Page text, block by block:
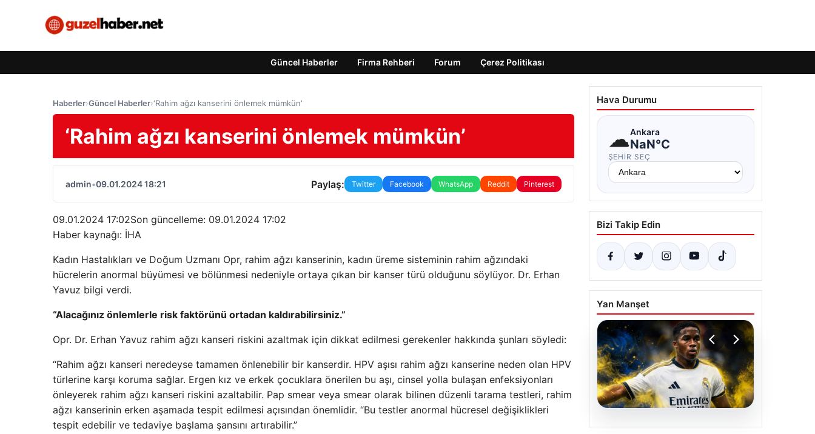
Güncel Haberler Firma Rehberi Forum Çerez Politikası
Haberler›Güncel Haberler›‘Rahim ağzı kanserini önlemek mümkün’
‘Rahim ağzı kanserini önlemek mümkün’
admin•09.01.2024 18:21 Paylaş: Twitter Facebook WhatsApp Reddit Pinterest
09.01.2024 17:02Son güncelleme: 09.01.2024 17:02
Haber kaynağı: İHA
Kadın Hastalıkları ve Doğum Uzmanı Opr, rahim ağzı kanserinin, kadın üreme sisteminin rahim ağzındaki
hücrelerin anormal büyümesi ve bölünmesi nedeniyle ortaya çıkan bir kanser türü olduğunu söylüyor. Dr. Erhan
Yavuz bilgi verdi.
“Alacağınız önlemlerle risk faktörünü ortadan kaldırabilirsiniz.”
Opr. Dr. Erhan Yavuz rahim ağzı kanseri riskini azaltmak için dikkat edilmesi gerekenler hakkında şunları söyledi:
“Rahim ağzı kanseri neredeyse tamamen önlenebilir bir kanserdir. HPV aşısı rahim ağzı kanserine neden olan HPV
türlerine karşı koruma sağlar. Ergen kız ve erkek çocuklara önerilen bu aşı, cinsel yolla bulaşan enfeksiyonları
önleyerek rahim ağzı kanseri riskini azaltabilir. Pap smear veya smear olarak bilinen düzenli tarama testleri, rahim
ağzı kanserinin erken aşamada tespit edilmesi açısından önemlidir. “Bu testler anormal hücresel değişiklikleri
tespit edebilir ve tedaviye başlama şansını artırabilir.”
Hava Durumu
☁Ankara
NaN°C
ŞEHIR SEÇ
Bizi Takip Edin
Yan Manşet
05.08.2026